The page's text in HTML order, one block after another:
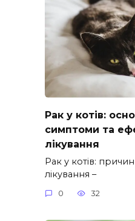
Рак у котів:
симптоми та
лікування
Рак у котів:
лікування –
0 32